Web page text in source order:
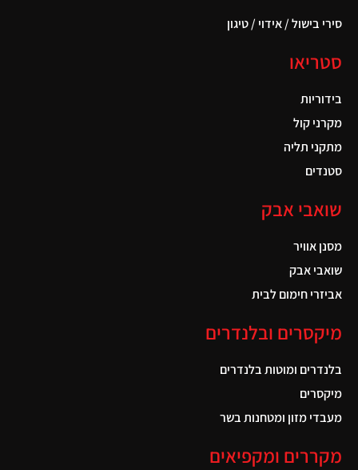
סירי בישול / אידוי / טיגון
סטריאו
בידוריות
מקרני קול
מתקני תליה
סטנדים
שואבי אבק
מסנן אוויר
שואבי אבק
אביזרי חימום לבית
מיקסרים ובלנדרים
בלנדרים ומוטות בלנדרים
מיקסרים
מעבדי מזון ומטחנות בשר
מקררים ומקפיאים